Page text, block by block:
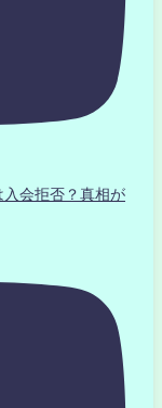
会拒否？真相が